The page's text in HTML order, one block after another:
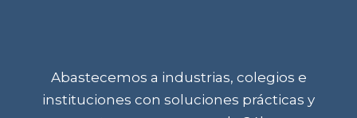
Abastecemos a industrias, colegios e
instituciones con soluciones prácticas y